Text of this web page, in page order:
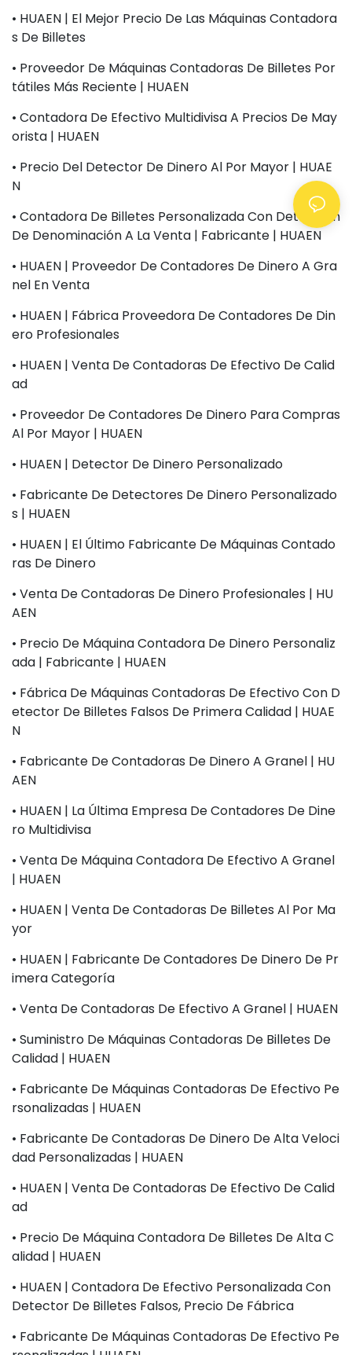
• HUAEN | El Mejor Precio De Las Máquinas Contadora
S De Billetes
• Proveedor De Máquinas Contadoras De Billetes Por
Tátiles Más Reciente | HUAEN
• Contadora De Efectivo Multidivisa A Precios De May
Orista | HUAEN
• Precio Del Detector De Dinero Al Por Mayor | HUAE
N
• Contadora De Billetes Personalizada Con Detección
De Denominación A La Venta | Fabricante | HUAEN
• HUAEN | Proveedor De Contadores De Dinero A Gra
Nel En Venta
• HUAEN | Fábrica Proveedora De Contadores De Din
Ero Profesionales
• HUAEN | Venta De Contadoras De Efectivo De Calid
Ad
• Proveedor De Contadores De Dinero Para Compras
Al Por Mayor | HUAEN
• HUAEN | Detector De Dinero Personalizado
• Fabricante De Detectores De Dinero Personalizado
S | HUAEN
• HUAEN | El Último Fabricante De Máquinas Contado
Ras De Dinero
• Venta De Contadoras De Dinero Profesionales | HU
AEN
• Precio De Máquina Contadora De Dinero Personaliz
Ada | Fabricante | HUAEN
• Fábrica De Máquinas Contadoras De Efectivo Con D
Etector De Billetes Falsos De Primera Calidad | HUAE
N
• Fabricante De Contadoras De Dinero A Granel | HU
AEN
• HUAEN | La Última Empresa De Contadores De Dine
Ro Multidivisa
• Venta De Máquina Contadora De Efectivo A Granel
| HUAEN
• HUAEN | Venta De Contadoras De Billetes Al Por Ma
Yor
• HUAEN | Fabricante De Contadores De Dinero De Pr
Imera Categoría
• Venta De Contadoras De Efectivo A Granel | HUAEN
• Suministro De Máquinas Contadoras De Billetes De
Calidad | HUAEN
• Fabricante De Máquinas Contadoras De Efectivo Pe
Rsonalizadas | HUAEN
• Fabricante De Contadoras De Dinero De Alta Veloci
Dad Personalizadas | HUAEN
• HUAEN | Venta De Contadoras De Efectivo De Calid
Ad
• Precio De Máquina Contadora De Billetes De Alta C
Alidad | HUAEN
• HUAEN | Contadora De Efectivo Personalizada Con
Detector De Billetes Falsos, Precio De Fábrica
• Fabricante De Máquinas Contadoras De Efectivo Pe